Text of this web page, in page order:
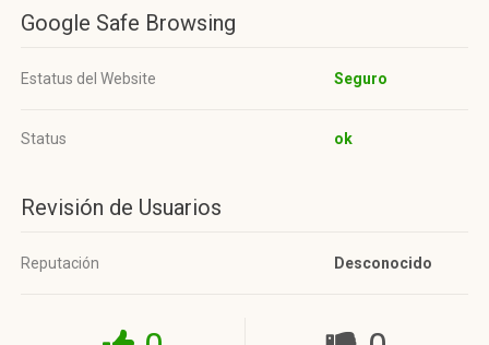
Google Safe Browsing
Estatus del Website Seguro
Status ok
Revisión de Usuarios
Reputación Desconocido